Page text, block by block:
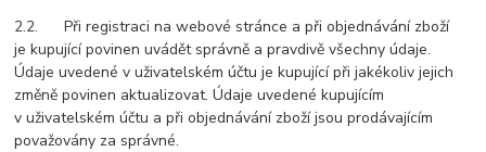
2.2. Při registraci na webové stránce a při objednávání zboží
je kupující povinen uvádět správně a pravdivě všechny údaje.
Údaje uvedené v uživatelském účtu je kupující při jakékoliv jejich
změně povinen aktualizovat. Údaje uvedené kupujícím
v uživatelském účtu a při objednávání zboží jsou prodávajícím
považovány za správné.